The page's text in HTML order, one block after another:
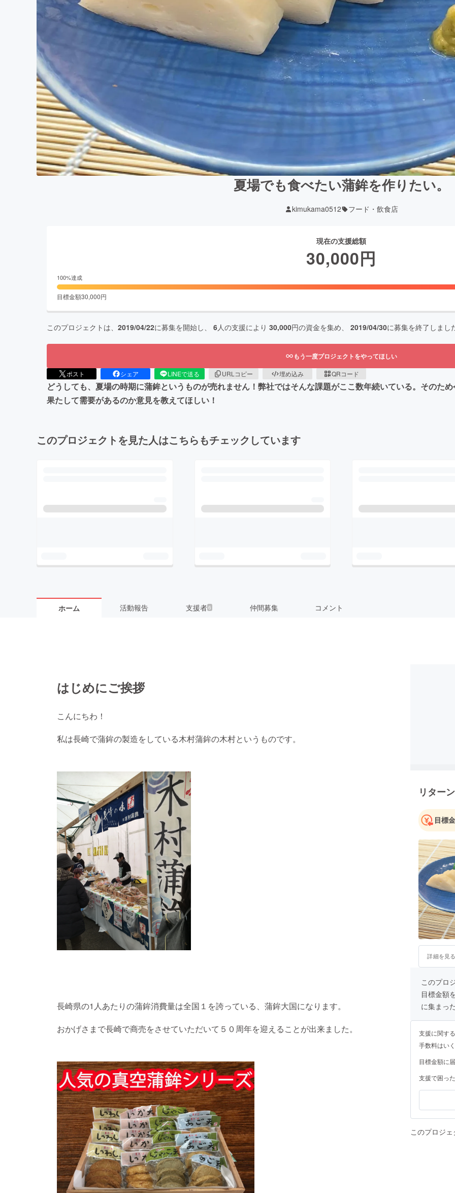
夏場でも食べたい蒲鉾を作りたい。
kimukama0512 フード・飲食店
現在の支援総額
30,000円
100%達成
目標金額30,000円
このプロジェクトは、 2019/04/22に募集を開始し、 6人の支援により 30,000円の資金を集め、 2019/04/30に募集を終了しまし
もう一度プロジェクトをやってほしい
ポスト シェア LINEで送る URLコピー 埋め込み QRコード
どうしても、夏場の時期に蒲鉾というものが売れません！弊社ではそんな課題がここ数年続いている。そのた
果たして需要があるのか意見を教えてほしい！
このプロジェクトを見た人はこちらもチェックしています
ホーム 活動報告 支援者6 仲間募集 コメント
はじめにご挨拶
こんにちわ！
私は長崎で蒲鉾の製造をしている木村蒲鉾の木村というものです。
長崎県の1人あたりの蒲鉾消費量は全国１を誇っている、蒲鉾大国になります。
おかげさまで長崎で商売をさせていただいて５０周年を迎えることが出来ました。
リター
目標
詳細を見
このプロ
目標金額
に集まっ
支援に関す
手数料はい
目標金額に
支援で困っ
このプロジ